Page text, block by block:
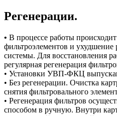
Регенерации.
• В процессе работы
фильтроэлементов и
системы. Для восстановления
регулярная регенерация
• Установки УВП-ФКЦ
• Без регенерации. Очистка
снятия фильтровального
• Регенерация фильтров
способом в ручную. Внутри